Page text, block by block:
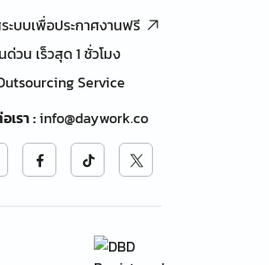
ระบบเพื่อประกาศงานฟรี
ด่วน เร็วสุด 1 ชั่วโมง
Service
เรา:info@daywork.co